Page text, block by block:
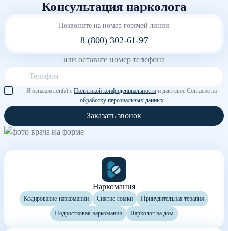
Консультация нарколога
Позвоните на номер горячей линии
8 (800) 302-61-97
или оставьте номер телефона
Я ознакомлен(а) с Политикой конфиденциальности и даю свое Согласие на
обработку персональных данных
Заказать звонок
Наркомания
Кодирование наркомании Снятие ломки Принудительная терапия
Подростковая наркомания Нарколог на дом